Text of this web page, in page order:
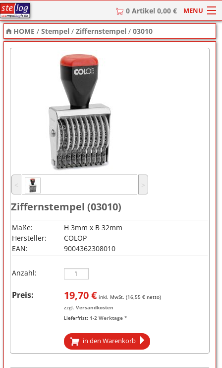
0 Artikel 0,00 € MENU
HOME
Stempel-Textplatten
HOME /Stempel /Ziffernstempel /03010
˂ ˃
Ziffernstempel (03010)
Maße:
H 3mm x B 32mm
Hersteller:
COLOP
EAN:
9004362308010
Anzahl:
Preis: 19,70€ inkl. MwSt. (16,55 € netto)
zzgl. Versandkosten
Lieferfrist: 1-2 Werktage *
in den Warenkorb